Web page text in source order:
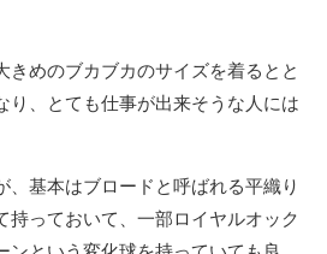
きめのブカブカのサイズを着るとと
り、とても仕事が出来そうな人には
、基本はブロードと呼ばれる平織り
持っておいて、一部ロイヤルオック